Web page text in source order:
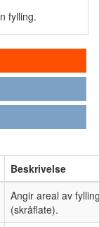
fylling.
Beskrivelse
Angir areal av
(skråflate).